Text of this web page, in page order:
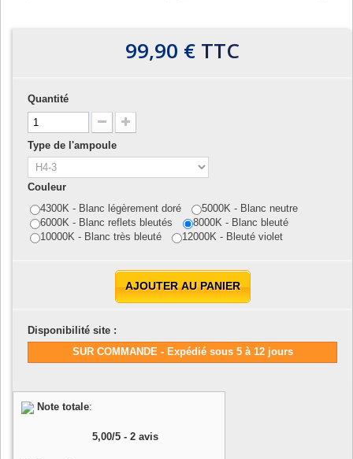
99,90 € TTC
Quantité
Type de l'ampoule
Couleur
4300K - Blanc légèrement doré
5000K - Blanc neutre
6000K - Blanc reflets bleutés
8000K - Blanc bleuté
10000K - Blanc très bleuté
12000K - Bleuté violet
AJOUTER AU PANIER
Disponibilité site :
SUR COMMANDE - Expédié sous 5 à 12 jours
Note totale:
5,00/5 - 2 avis